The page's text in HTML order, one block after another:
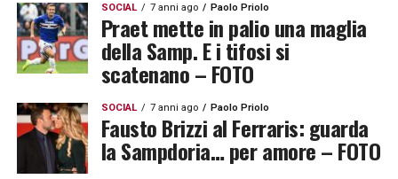
SOCIAL 7 anni ago Paolo Priolo
Praet mette in palio una maglia
della Samp. E i tifosi si
scatenano – FOTO
SOCIAL 7 anni ago Paolo Priolo
Fausto Brizzi al Ferraris: guarda
la Sampdoria… per amore – FOTO